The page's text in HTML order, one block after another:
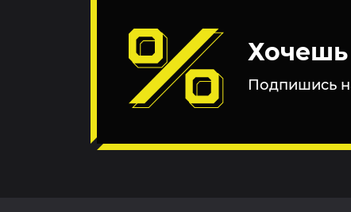
Хочешь
Подпишись